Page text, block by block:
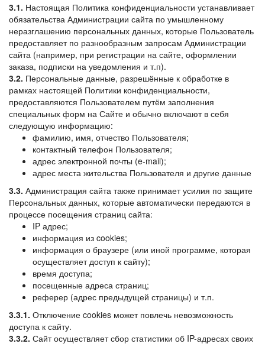
3.1. Настоящая Политика конфиденциальности устанавливает
обязательства Администрации сайта по умышленному
неразглашению персональных данных, которые Пользователь
предоставляет по разнообразным запросам Администрации
сайта (например, при регистрации на сайте, оформлении
заказа, подписки на уведомления и т.п).
3.2. Персональные данные, разрешённые к обработке в
рамках настоящей Политики конфиденциальности,
предоставляются Пользователем путём заполнения
специальных форм на Сайте и обычно включают в себя
следующую информацию:
фамилию, имя, отчество Пользователя;
контактный телефон Пользователя;
адрес электронной почты (e-mail);
адрес места жительства Пользователя и другие данные
3.3. Администрация сайта также принимает усилия по защите
Персональных данных, которые автоматически передаются в
процессе посещения страниц сайта:
IP адрес;
информация из cookies;
информация о браузере (или иной программе, которая
осуществляет доступ к сайту);
время доступа;
посещенные адреса страниц;
реферер (адрес предыдущей страницы) и т.п.
3.3.1. Отключение cookies может повлечь невозможность
доступа к сайту.
3.3.2. Сайт осуществляет сбор статистики об IP-адресах своих